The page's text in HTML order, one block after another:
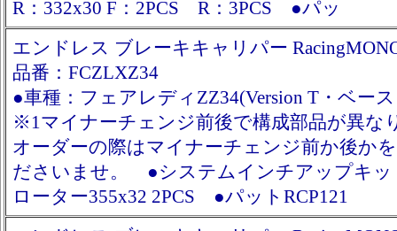
R：332x30 F：2PCS R：3PCS ●パッ
エンドレス ブレーキキャリパー
品番：FCZLXZ34
●車種：フェアレディZZ34(Version T・ベー
※1マイナーチェンジ前後で構成部品が異な
オーダーの際はマイナーチェンジ前か後か
ださいませ。 ●システムインチアップキ
ローター355x32 2PCS ●パットRCP121